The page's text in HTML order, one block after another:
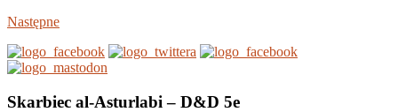
Następne
Skarbiec al-Asturlabi – D&D 5e